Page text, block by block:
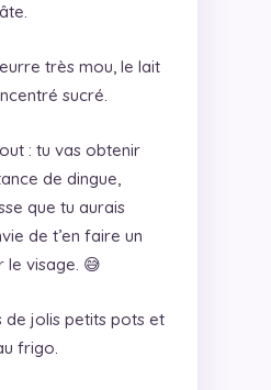
très mou, le lait
sucré.
: tu vas obtenir
de dingue,
que tu aurais
de t’en faire un
le visage. 😅
de jolis petits pots et
frigo.